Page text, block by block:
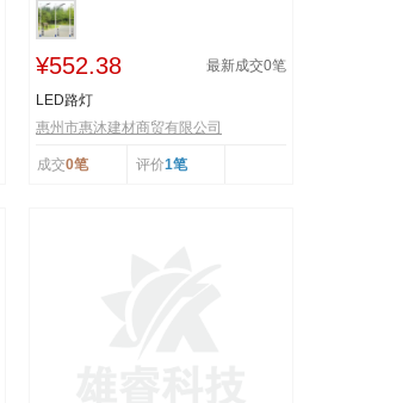
¥552.38 最新成交0笔
LED路灯
惠州市惠沐建材商贸有限公司
成交0笔 评价1笔